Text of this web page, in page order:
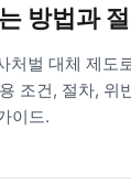
방법과
처벌 대체 제도
조건, 절차, 위
이드.